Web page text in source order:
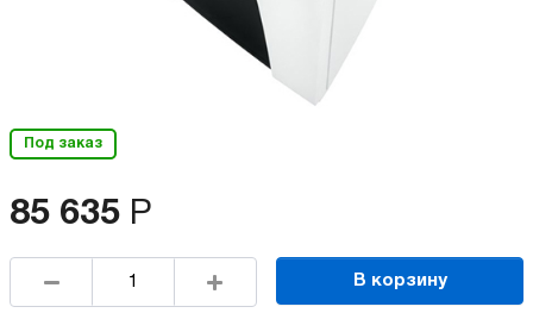
Под заказ
85 635 Р
В корзину